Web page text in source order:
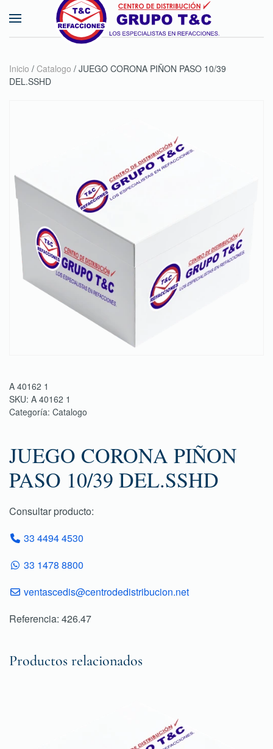
Skip to main content
Inicio / Catalogo / JUEGO CORONA PIÑON PASO 10/39
DEL.SSHD
A 40162 1
SKU: A 40162 1
Categoría: Catalogo
JUEGO CORONA PIÑON
PASO 10/39 DEL.SSHD
Consultar producto:
33 4494 4530
33 1478 8800
ventascedis@centrodedistribucion.net
Referencia: 426.47
Productos relacionados